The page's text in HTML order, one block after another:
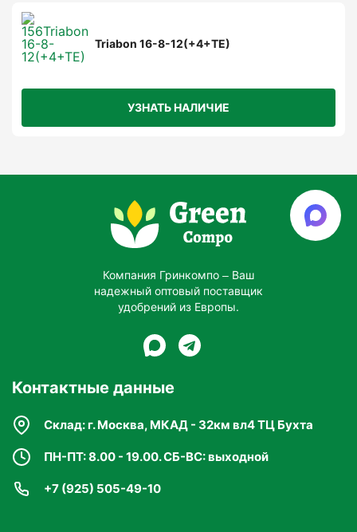
Подходит для широкого спектра культур
благодаря оптимальному соотношению азота,
фосфора и калия.
Долгосрочное действие:
Постепенное высвобождение питательных
Улучшает общее состояние растений, их
устойчивость к стрессам и качество урожая.
Экологичность:
счёт технологии контролируемого
Совет:
подходящее для длительного и стабильного
Triabon 16-8-12(+4+TE)
УЗНАТЬ НАЛИЧИЕ
Компания Гринкомпо – Ваш
надежный оптовый поставщик
удобрений из Европы.
Контактные данные
Склад: г. Москва, МКАД - 32км вл4 ТЦ Бухта
ПН-ПТ: 8.00 - 19.00. СБ-ВС: выходной
+7 (925) 505-49-10